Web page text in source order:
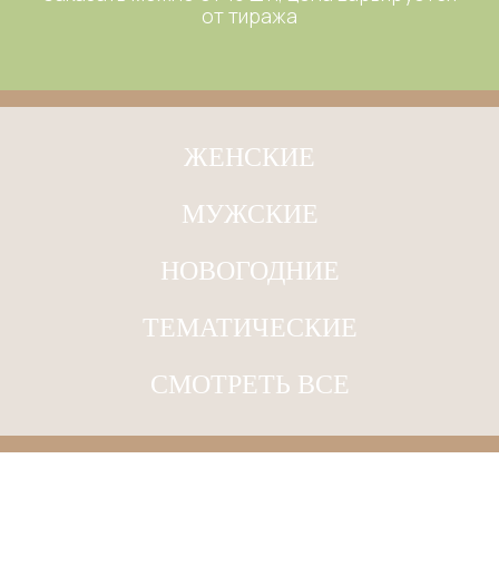
от тиража
ЖЕНСКИЕ
МУЖСКИЕ
НОВОГОДНИЕ
ТЕМАТИЧЕСКИЕ
СМОТРЕТЬ ВСЕ